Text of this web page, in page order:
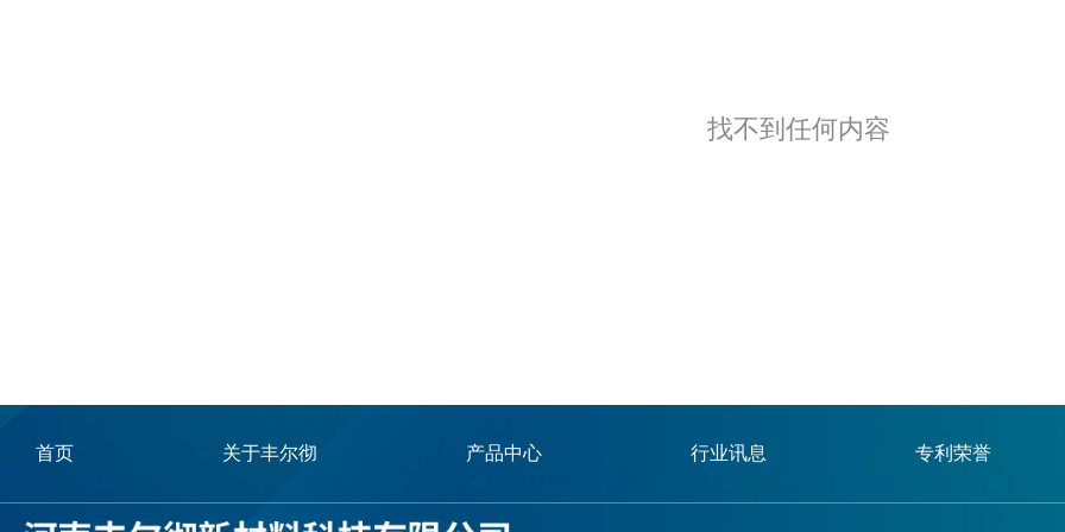
找不到任何内容
首页 关于丰尔彻 产品中心 行业讯息 专利荣誉